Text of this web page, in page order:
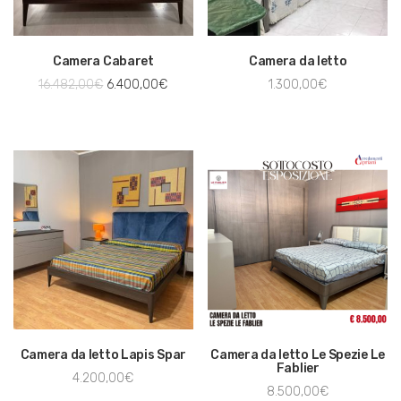
Camera Cabaret
16.482,00€ 6.400,00€
Camera da letto
1.300,00€
Camera da letto Lapis Spar
4.200,00€
Camera da letto Le Spezie Le
Fablier
8.500,00€